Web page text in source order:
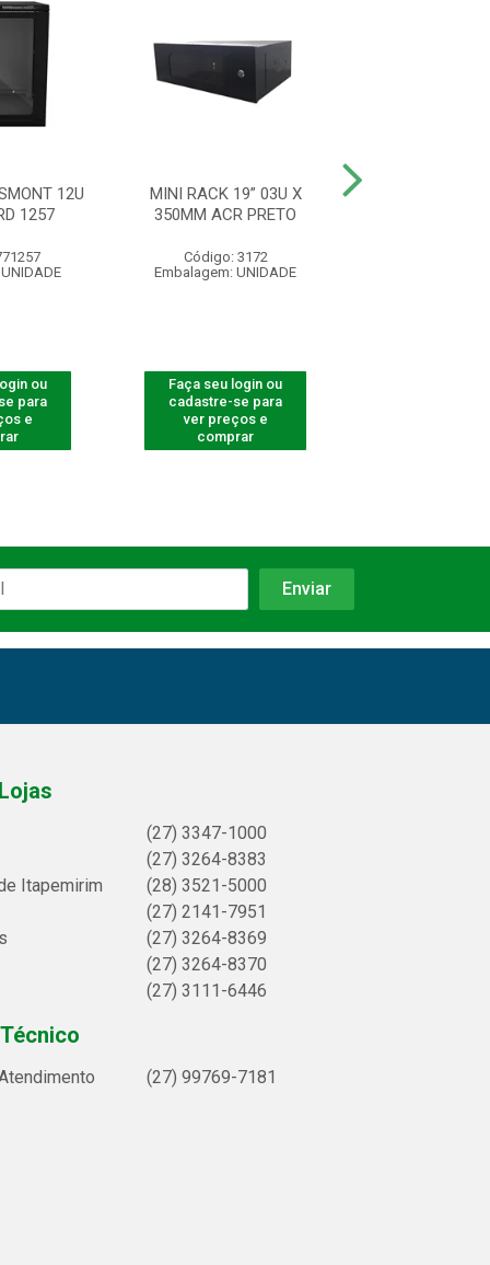
12U
1257
ou
para
e
MINI RACK 19” 03U X
350MM ACR PRETO
Código: 3172
Embalagem: UNIDADE
Faça seu login ou
cadastre-se para
ver preços e
comprar
(27) 3347-1000
(27) 3264-8383
Itapemirim
(28) 3521-5000
(27) 2141-7951
(27) 3264-8369
(27) 3264-8370
(27) 3111-6446
(27) 99769-7181